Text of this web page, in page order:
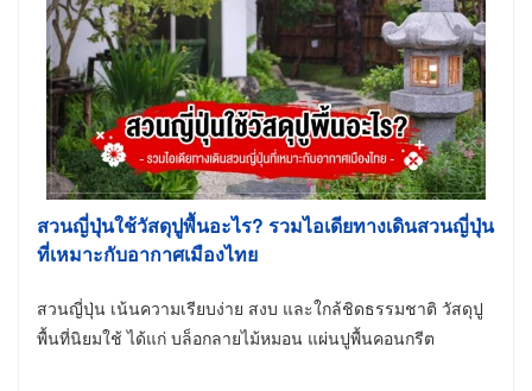
สวนญี่ปุ่นใช้วัสดุปูพื้นอะไร? รวมไอเดียทางเดินสวนญี่ปุ่น
ที่เหมาะกับอากาศเมืองไทย
สวนญี่ปุ่น เน้นความเรียบง่าย สงบ และใกล้ชิดธรรมชาติ วัสดุปู
พื้นที่นิยมใช้ ได้แก่ บล็อกลายไม้หมอน แผ่นปูพื้นคอนกรีต